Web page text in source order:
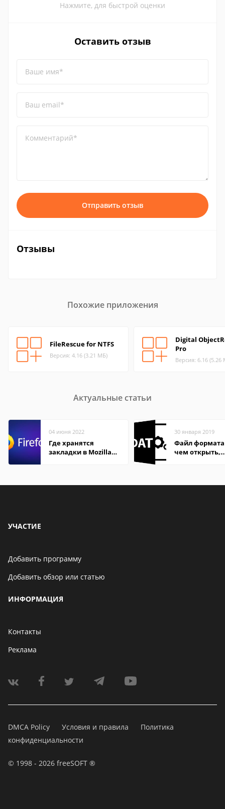
Нажмите, для быстрой оценки
Оставить отзыв
Ваше имя*
Ваш email*
Комментарий*
Отправить отзыв
Отзывы
Похожие приложения
FileRescue for NTFS
Версия: 4.16 (3.21 МБ)
Digital
Pro
Версия: 6.16 (5.26
Актуальные статьи
04 июня 2022
Где хранятся
закладки в Mozilla
30 января 2019
Файл формата
чем открыть,
УЧАСТИЕ
Добавить программу
Добавить обзор или статью
ИНФОРМАЦИЯ
Контакты
Реклама
DMCA Policy Условия и правила
Политика
конфиденциальности
© 1998 - 2026 freeSOFT ®